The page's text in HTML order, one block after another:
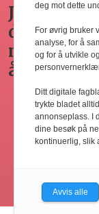
ved
oppsigelse
deg mot dette
For øvrig bruker
analyse, for å
og for å utvikle
Ditt digitale
trykte bladet
annonseplass. I
dine besøk på
kontinuerlig, slik
Avvis alle